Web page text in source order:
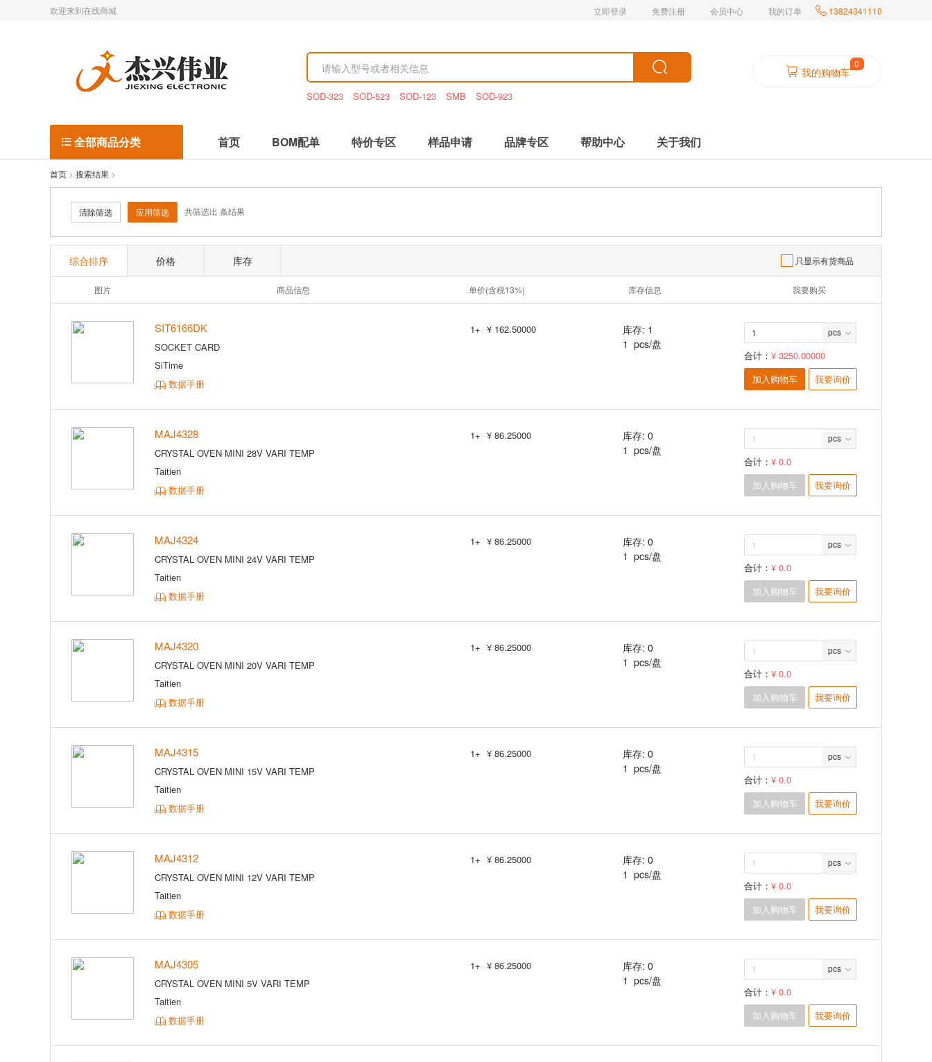
欢迎来到在线商城 立即登录 免费注册 会员中心 我的订单  13824341110
SOD-323 SOD-523 SOD-123 SMB SOD-923
我的购物车
0
 全部商品分类 首页 BOM配单 特价专区 样品申请 品牌专区 帮助中心 关于我们
首页 > 搜索结果 >
清除筛选 应用筛选 共筛选出 条结果
综合排序 价格 库存 只显示有货商品
图片 商品信息 单价(含税13%) 库存信息 我要购买
SIT6166DK
SOCKET CARD
SiTime
数据手册
1+ ¥ 162.50000
库存: 1
1 pcs/盘
pcs
合计： ¥ 3250.00000
加入购物车
我要询价
MAJ4328
CRYSTAL OVEN MINI 28V VARI TEMP
Taitien
数据手册
1+ ¥ 86.25000
库存: 0
1 pcs/盘
pcs
合计： ¥ 0.0
加入购物车
我要询价
MAJ4324
CRYSTAL OVEN MINI 24V VARI TEMP
Taitien
数据手册
1+ ¥ 86.25000
库存: 0
1 pcs/盘
pcs
合计： ¥ 0.0
加入购物车
我要询价
MAJ4320
CRYSTAL OVEN MINI 20V VARI TEMP
Taitien
数据手册
1+ ¥ 86.25000
库存: 0
1 pcs/盘
pcs
合计： ¥ 0.0
加入购物车
我要询价
MAJ4315
CRYSTAL OVEN MINI 15V VARI TEMP
Taitien
数据手册
1+ ¥ 86.25000
库存: 0
1 pcs/盘
pcs
合计： ¥ 0.0
加入购物车
我要询价
MAJ4312
CRYSTAL OVEN MINI 12V VARI TEMP
Taitien
数据手册
1+ ¥ 86.25000
库存: 0
1 pcs/盘
pcs
合计： ¥ 0.0
加入购物车
我要询价
MAJ4305
CRYSTAL OVEN MINI 5V VARI TEMP
Taitien
数据手册
1+ ¥ 86.25000
库存: 0
1 pcs/盘
pcs
合计： ¥ 0.0
加入购物车
我要询价